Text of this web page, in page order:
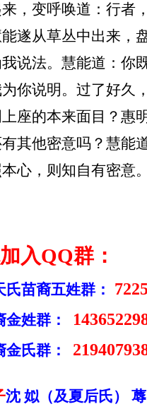
，变呼唤道：行者
遂从草丛中出来，
说法。慧能道：你
你说明。过了好久
座的本来面目？惠
其他密意吗？慧能
本心，则知自有密
入QQ群：
氏苗裔五姓群：
姓群：
氏群：
沈 姒（及夏后氏）